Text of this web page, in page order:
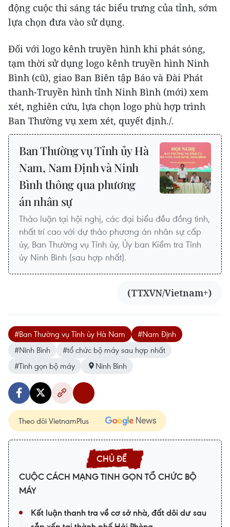
động cuộc thi sáng tác biểu trưng của tỉnh, sớm
lựa chọn đưa vào sử dụng.
Đối với logo kênh truyền hình khi phát sóng,
tạm thời sử dụng logo kênh truyền hình Ninh
Bình (cũ), giao Ban Biên tập Báo và Đài Phát
thanh-Truyền hình tỉnh Ninh Bình (mới) xem
xét, nghiên cứu, lựa chọn logo phù hợp trình
Ban Thường vụ xem xét, quyết định./.
Ban Thường vụ Tỉnh ủy Hà
Nam, Nam Định và Ninh
Bình thông qua phương
án nhân sự
Thảo luận tại hội nghị, các đại biểu đều đồng tình,
nhất trí cao với dự thảo phương án nhân sự cấp
ủy, Ban Thường vụ Tỉnh ủy, Ủy ban Kiểm tra Tỉnh
ủy Ninh Bình (sau hợp nhất).
(TTXVN/Vietnam+)
#Ban Thường vụ Tỉnh ủy Hà Nam
#Nam Định
#Ninh Bình
#tổ chức bộ máy sau hợp nhất
#Tinh gọn bộ máy
Ninh Bình
Theo dõi VietnamPlus
CUỘC CÁCH MẠNG TINH GỌN TỔ CHỨC BỘ
MÁY
Kết luận thanh tra về cơ sở nhà, đất dôi dư sau